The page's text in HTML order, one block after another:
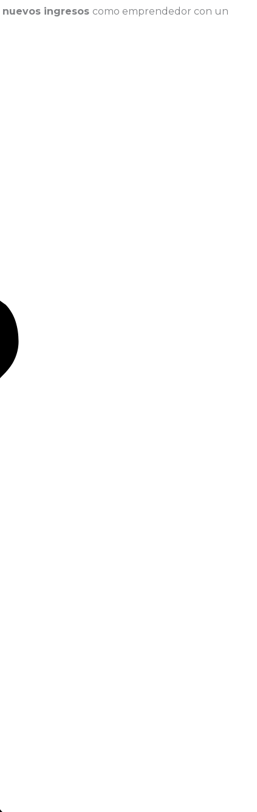
nuevos ingresos como emprendedor con un